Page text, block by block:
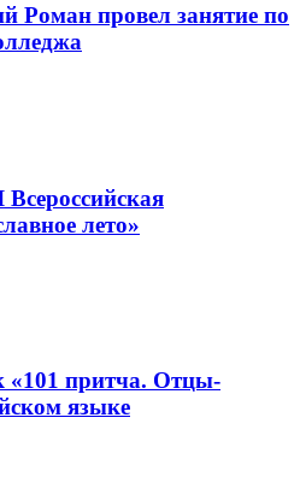
Роман провел занятие по
лето»
«101 притча. Отцы-
языке